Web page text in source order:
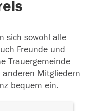
sich sowohl alle
Freunde und
Trauergemeinde
Mitgliedern
bequem ein.